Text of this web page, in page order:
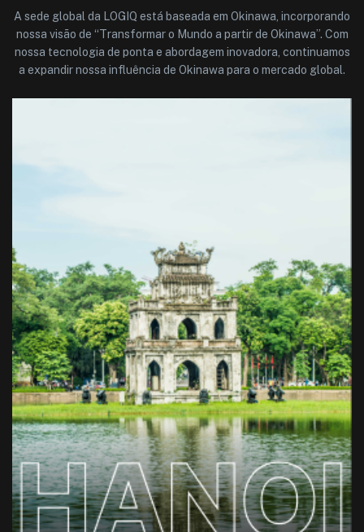
A sede global da LOGIQ está baseada em Okinawa, incorporando
nossa visão de “Transformar o Mundo a partir de Okinawa”. Com
nossa tecnologia de ponta e abordagem inovadora, continuamos
a expandir nossa influência de Okinawa para o mercado global.